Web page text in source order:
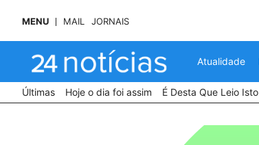
MENU MAIL JORNAIS
Atualidade
Últimas Hoje o dia foi assim É Desta Que Leio Isto